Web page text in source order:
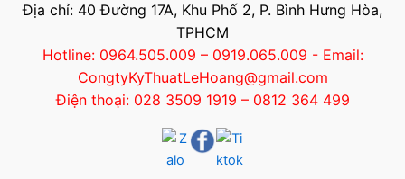
Địa chỉ: 40 Đường 17A, Khu Phố 2, P. Bình Hưng Hòa,
TPHCM
Hotline: 0964.505.009 – 0919.065.009 - Email:
CongtyKyThuatLeHoang@gmail.com
Điện thoại: 028 3509 1919 – 0812 364 499